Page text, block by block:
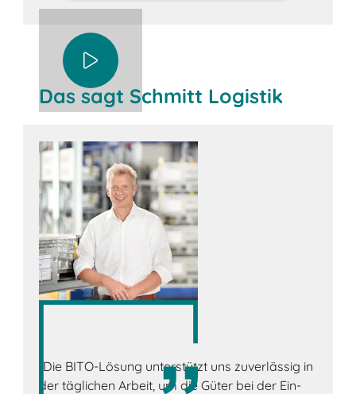
Das sagt Schmitt Logistik
„Die BITO-Lösung unterstützt uns zuverlässig in
der täglichen Arbeit, um die Güter bei der Ein-